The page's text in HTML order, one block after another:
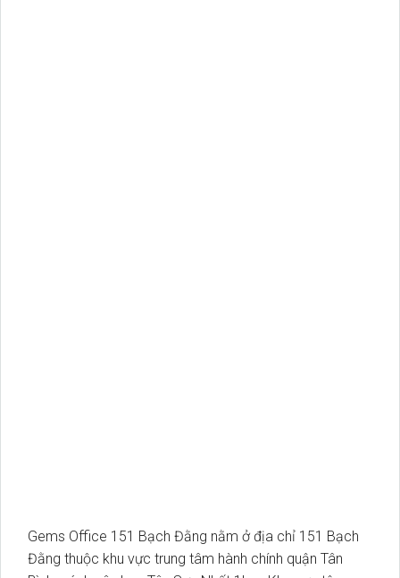
Gems Office 151 Bạch Đằng nằm ở địa chỉ 151 Bạch
Đằng thuộc khu vực trung tâm hành chính quận Tân